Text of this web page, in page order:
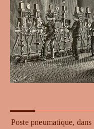
Poste pneumatique, dans